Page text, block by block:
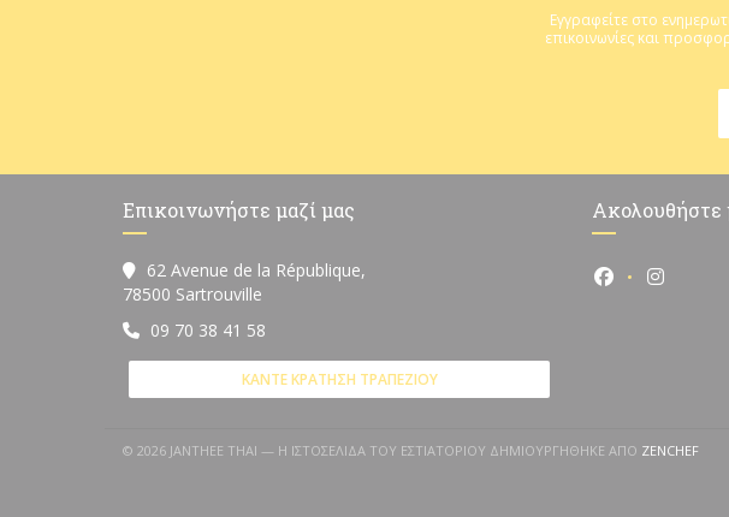
Εγγραφείτε στο
επικοινωνίες και
Επικοινωνήστε μαζί μας
62 Avenue de la République,
78500 Sartrouville
09 70 38 41 58
ΚΆΝΤΕ ΚΡΆΤΗΣΗ ΤΡΑΠΕΖΙΟΎ
Ακολουθήστε
Facebook
© 2026 JANTHEE THAI — Η ΙΣΤΟΣΕΛΊΔΑ ΤΟΥ ΕΣΤΙΑΤΟΡΊΟΥ ΔΗΜΙΟΥΡΓΉΘΗΚΕ ΑΠΌ ZENCHEF